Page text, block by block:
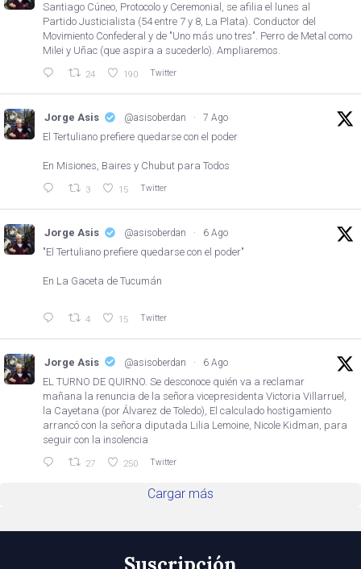
Santiago Cúneo, Protocolo y Ceremonial, se afilia el lunes al
Partido Justicialista (54 entre 7 y 8, La Plata). Conductor del
Movimiento Confederal y de "Uno más uno tres". Perro de Metal como
Milei y Uñac (que aspira a sucederlo). Ampliaremos.
24 190 Twitter
Jorge Asis @asisoberdan · 7 Ago
El Tertuliano prefiere quedarse con el poder
En Misiones, Baires y Chubut para Todos
3 15 Twitter
Jorge Asis @asisoberdan · 6 Ago
"El Tertuliano prefiere quedarse con el poder"
En La Gaceta de Tucumán
4 15 Twitter
Jorge Asis @asisoberdan · 6 Ago
EL TURNO DE QUIRNO. Se desconoce quién va a reclamar
mañana la renuncia de la señora vicepresidenta Victoria Villarruel,
la Cayetana (por Álvarez de Toledo), El calculado hostigamiento
arrancó con la señora diputada Lilia Lemoine, Nicole Kidman, para
seguir con la insolencia
27 250 Twitter
Cargar más